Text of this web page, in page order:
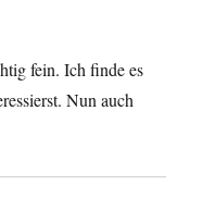
fein. Ich finde es
Nun auch